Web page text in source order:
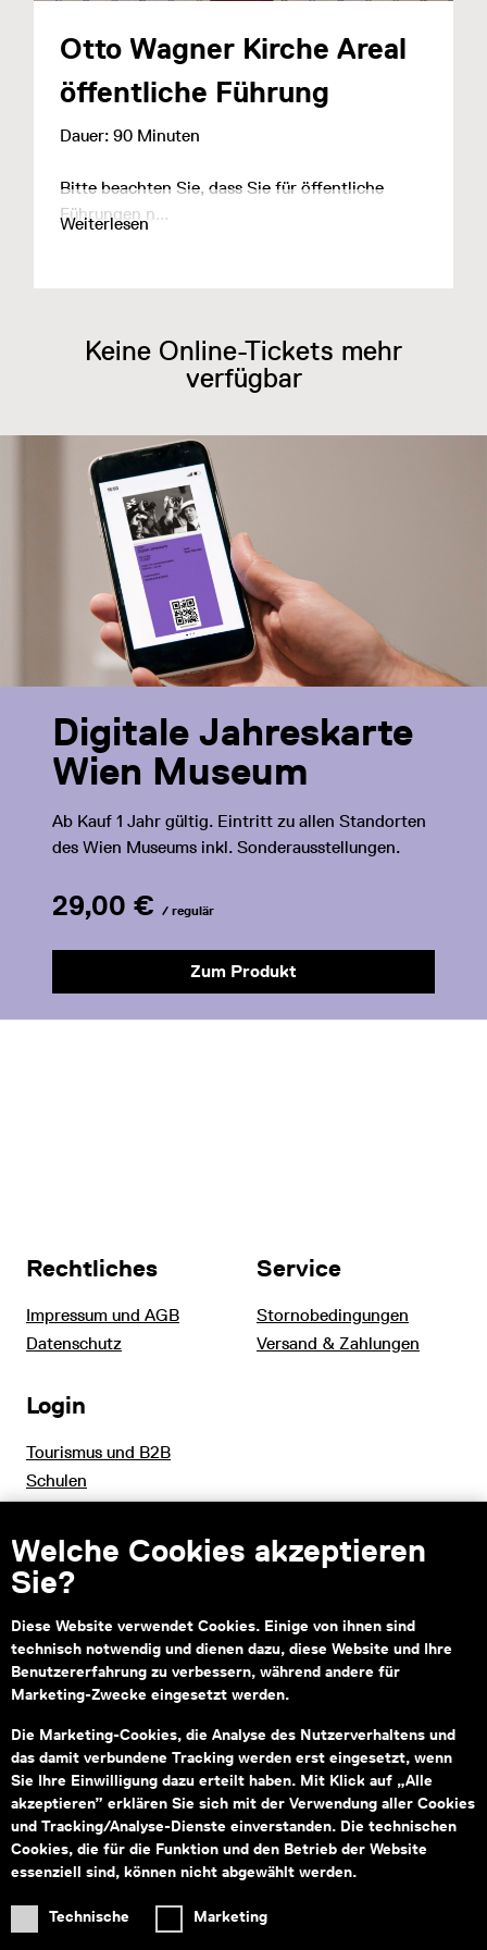
Welche Cookies akzeptieren
Sie?
Diese Website verwendet Cookies. Einige von ihnen sind
technisch notwendig und dienen dazu, diese Website und Ihre
Benutzererfahrung zu verbessern, während andere für
Marketing-Zwecke eingesetzt werden.
Die Marketing-Cookies, die Analyse des Nutzerverhaltens und
das damit verbundene Tracking werden erst eingesetzt, wenn
Sie Ihre Einwilligung dazu erteilt haben. Mit Klick auf „Alle
akzeptieren” erklären Sie sich mit der Verwendung aller Cookies
und Tracking/Analyse-Dienste einverstanden. Die technischen
Cookies, die für die Funktion und den Betrieb der Website
essenziell sind, können nicht abgewählt werden.
Technische Marketing
Otto Wagner Kirche Areal
öffentliche Führung
Dauer: 90 Minuten
Bitte beachten Sie, dass Sie für öffentliche
Führungen n...
Weiterlesen
Keine Online-Tickets mehr
verfügbar
Digitale Jahreskarte
Wien Museum
Ab Kauf 1 Jahr gültig. Eintritt zu allen Standorten
des Wien Museums inkl. Sonderausstellungen.
29,00 € / regulär
Zum Produkt
Rechtliches
Impressum und AGB
Datenschutz
Service
Stornobedingungen
Versand & Zahlungen
Login
Tourismus und B2B
Schulen
Kontakt
Montag bis Freitag von 09:00–18:00
Fragen zu Tickets an:service@wienmuseum.at
Fragen an unseren Museumsshop:
shop@wienmuseum.at
Wien Museum, Karlsplatz
1040 Wien
Subventionsgeber Hauptsponsor